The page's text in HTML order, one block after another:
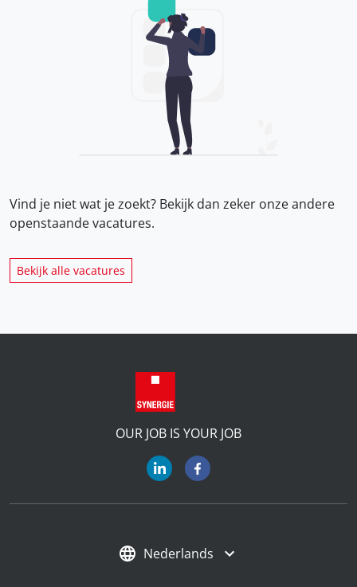
Vind je niet wat je zoekt? Bekijk dan zeker onzeandere
openstaande vacatures.
Bekijk alle vacatures
OUR JOB IS YOUR JOB
Nederlands